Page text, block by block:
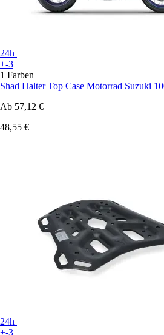
24h
+-3
1 Farben
Shad Halter Top Case Motorrad Suzuki
Ab 57,12 €
48,55 €
24h
+-3